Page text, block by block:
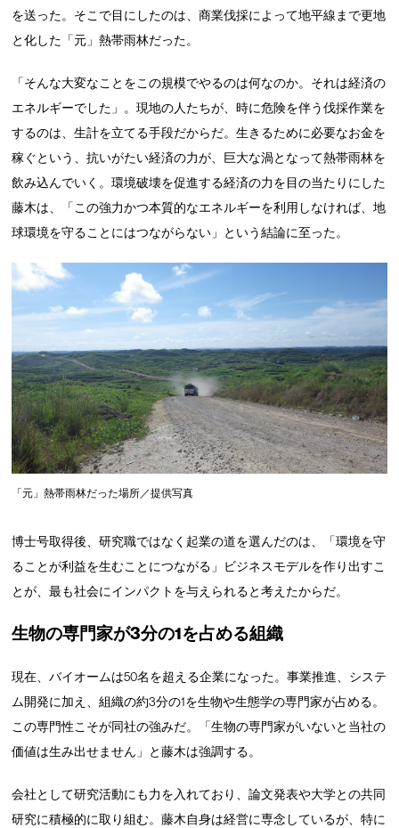
を送った。そこで目にしたのは、商業伐採によって地平線まで更地
と化した「元」熱帯雨林だった。
「そんな大変なことをこの規模でやるのは何なのか。それは経済の
エネルギーでした」。現地の人たちが、時に危険を伴う伐採作業を
するのは、生計を立てる手段だからだ。生きるために必要なお金を
稼ぐという、抗いがたい経済の力が、巨大な渦となって熱帯雨林を
飲み込んでいく。環境破壊を促進する経済の力を目の当たりにした
藤木は、「この強力かつ本質的なエネルギーを利用しなければ、地
球環境を守ることにはつながらない」という結論に至った。
「元」熱帯雨林だった場所／提供写真
博士号取得後、研究職ではなく起業の道を選んだのは、「環境を守
ることが利益を生むことにつながる」ビジネスモデルを作り出すこ
とが、最も社会にインパクトを与えられると考えたからだ。
生物の専門家が3分の1を占める組織
現在、バイオームは50名を超える企業になった。事業推進、システ
ム開発に加え、組織の約3分の1を生物や生態学の専門家が占める。
この専門性こそが同社の強みだ。「生物の専門家がいないと当社の
価値は生み出せません」と藤木は強調する。
会社として研究活動にも力を入れており、論文発表や大学との共同
研究に積極的に取り組む。藤木自身は経営に専念しているが、特に